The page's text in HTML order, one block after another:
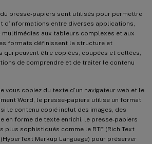
du presse-papiers sont utilisés pour permettre
d’informations entre diverses applications,
aux tableurs complexes et aux
formats définissent la structure et
qui peuvent être copiées, coupées et collées,
de comprendre et de traiter le contenu
vous copiez du texte d’un navigateur web et le
Word, le presse-papiers utilise un format
le contenu copié inclut des images, des
en forme de texte enrichi, le presse-papiers
plus sophistiqués comme le RTF (Rich Text
Markup Language) pour préserver